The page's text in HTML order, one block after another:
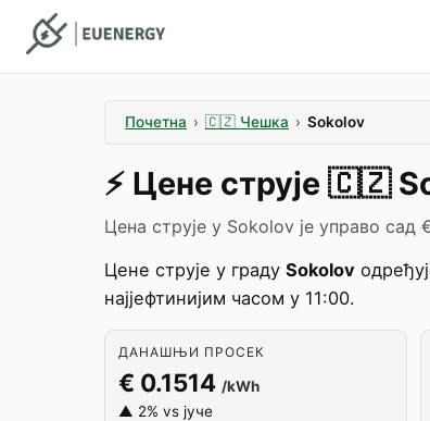
Почетна › 🇨🇿 Чешка › Sokolov
⚡️ Цене струје 🇨🇿
Цена струје у Sokolov је управо сад
Цене струје у граду Sokolov
најјефтинијим часом у 11:00.
ДАНАШЊИ ПРОСЕК
€ 0.1514 /kWh
▲ 2% vs јуче